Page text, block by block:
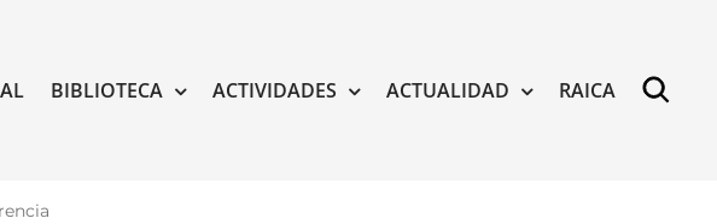
BIBLIOTECA ACTIVIDADES ACTUALIDAD RAICA